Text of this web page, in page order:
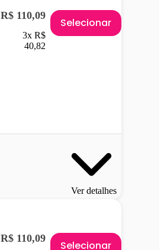
R$ 110,09
3x R$
40,82
Selecionar
Ver detalhes
R$ 110,09
Selecionar